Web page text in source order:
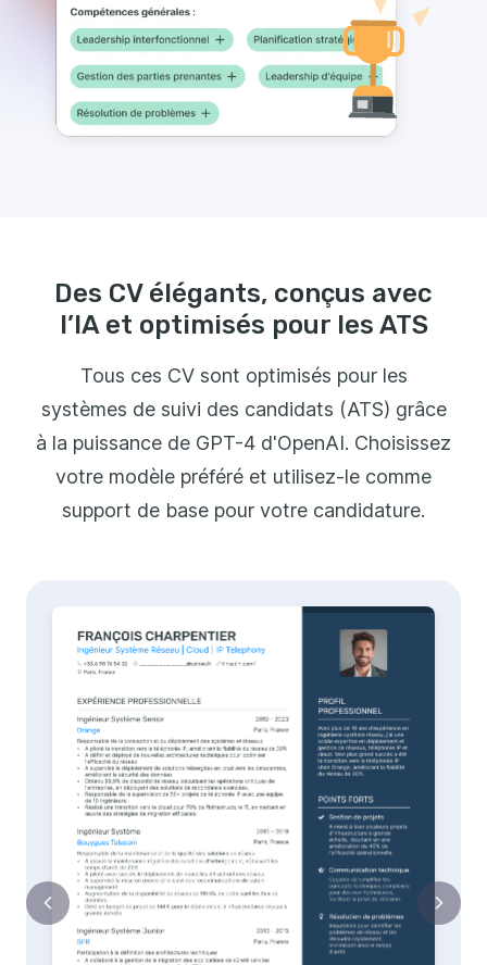
Des CV élégants, conçus avec
l’IA et optimisés pour les ATS
Tous ces CV sont optimisés pour les
systèmes de suivi des candidats (ATS) grâce
à la puissance de GPT-4 d'OpenAI. Choisissez
votre modèle préféré et utilisez-le comme
support de base pour votre candidature.